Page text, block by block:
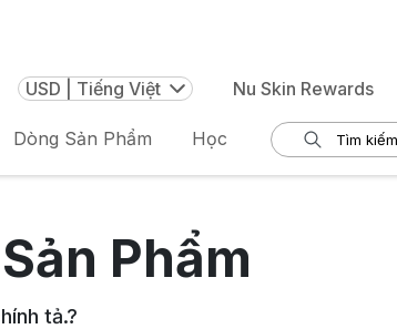
USD | Tiếng Việt Nu Skin Rewards
Dòng Sản Phẩm Học
Phẩm
tả.?